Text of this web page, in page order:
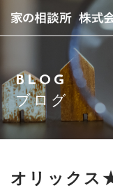
当社について
スタッフ紹介
アクセス
BLOG
ブログ
オリックス